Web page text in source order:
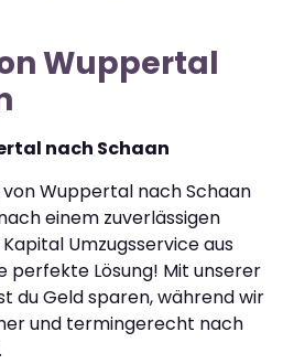
Wuppertal
nach Schaan
Wuppertal nach Schaan
einem zuverlässigen
Umzugsservice aus
perfekte Lösung! Mit unserer
du Geld sparen, während wir
und termingerecht nach